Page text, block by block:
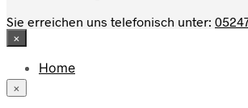
Sie erreichen uns telefonisch unter:
×
Home
×